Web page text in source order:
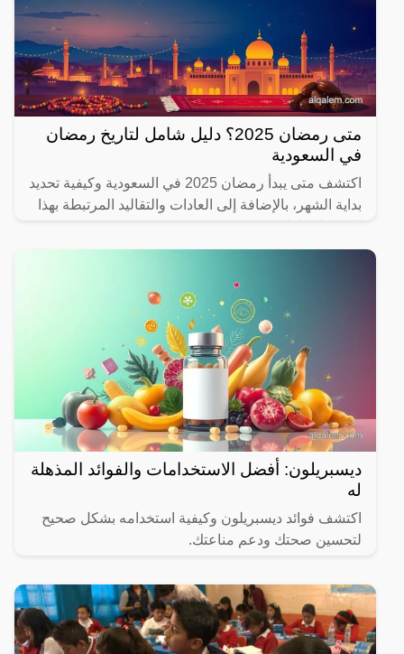
متى رمضان 2025؟ دليل شامل لتاريخ رمضان
في السعودية
اكتشف متى يبدأ رمضان 2025 في السعودية وكيفية تحديد
بداية الشهر، بالإضافة إلى العادات والتقاليد المرتبطة بهذا
ديسبريلون: أفضل الاستخدامات والفوائد المذهلة
له
اكتشف فوائد ديسبريلون وكيفية استخدامه بشكل صحيح
لتحسين صحتك ودعم مناعتك.